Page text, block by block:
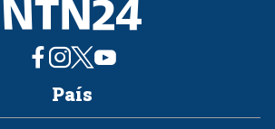
País